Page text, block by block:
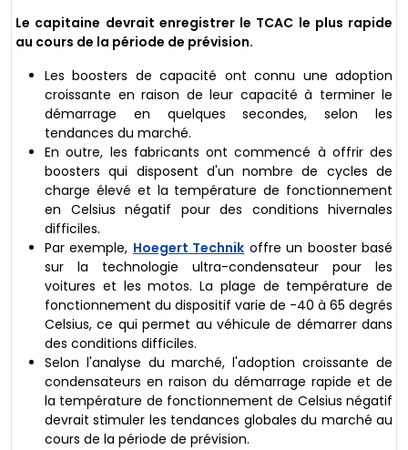
Le capitaine devrait enregistrer le TCAC le plus rapide
au cours de la période de prévision.
Les boosters de capacité ont connu une adoption
croissante en raison de leur capacité à terminer le
démarrage en quelques secondes, selon les
tendances du marché.
En outre, les fabricants ont commencé à offrir des
boosters qui disposent d'un nombre de cycles de
charge élevé et la température de fonctionnement
en Celsius négatif pour des conditions hivernales
difficiles.
Par exemple, Hoegert Technik offre un booster basé
sur la technologie ultra-condensateur pour les
voitures et les motos. La plage de température de
fonctionnement du dispositif varie de -40 à 65 degrés
Celsius, ce qui permet au véhicule de démarrer dans
des conditions difficiles.
Selon l'analyse du marché, l'adoption croissante de
condensateurs en raison du démarrage rapide et de
la température de fonctionnement de Celsius négatif
devrait stimuler les tendances globales du marché au
cours de la période de prévision.